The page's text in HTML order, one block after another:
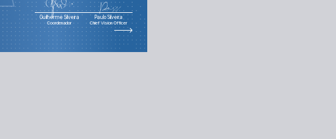
Guilherme Silveira
Coordenador
Paulo Silveira
Chief Vision Officer